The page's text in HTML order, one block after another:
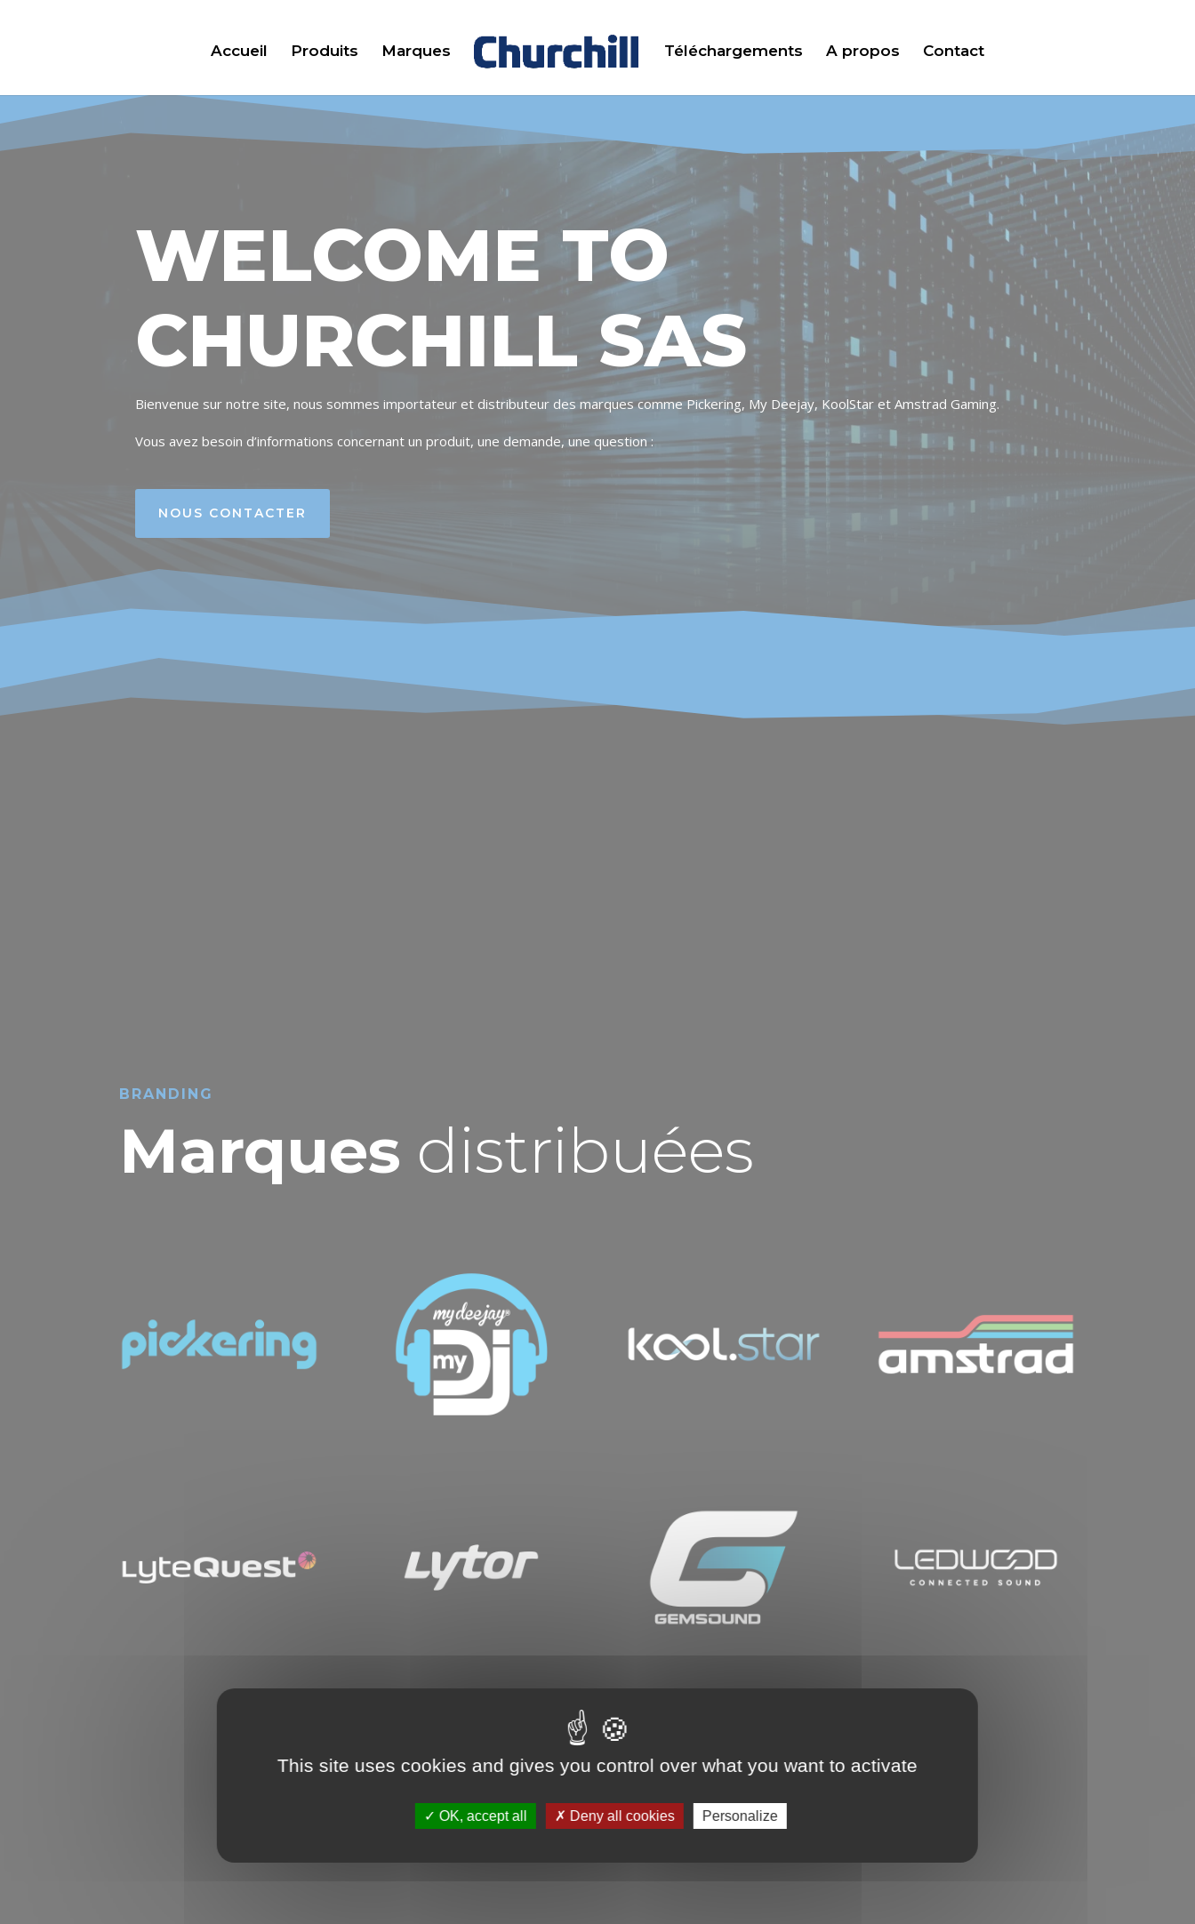
Accueil Produits Marques Téléchargements A propos Contact
WELCOME TO
CHURCHILL SAS
Bienvenue sur notre site, nous sommes importateur et distributeur des marques comme Pickering, My Deejay, KoolStar et Amstrad Gaming.
Vous avez besoin d’informations concernant un produit, une demande, une question :
NOUS CONTACTER
BRANDING
Marques distribuées
This site uses cookies and gives you control over what you want to activate
OK, accept all Deny all cookies Personalize